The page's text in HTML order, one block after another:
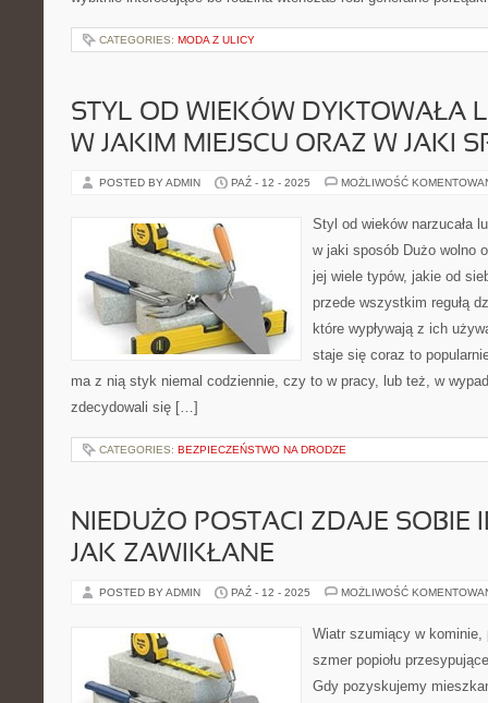
CATEGORIES: MODA Z ULICY
STYL OD WIEKÓW DYKTOWAŁA
W JAKIM MIEJSCU ORAZ W JAKI
POSTED BY ADMIN PAŹ - 12 - 2025 MOŻLIWOŚĆ
Styl od wieków narzucała
w jaki sposób Dużo wolno
jej wiele typów, jakie od
przede wszystkim regułą
które wypływają z ich
staje się coraz to
ma z nią styk niemal codziennie, czy to w pracy, lub też, w
zdecydowali się […]
CATEGORIES: BEZPIECZEŃSTWO NA DRODZE
NIEDUŻO POSTACI ZDAJE SOBIE
JAK ZAWIKŁANE
POSTED BY ADMIN PAŹ - 12 - 2025 MOŻLIWOŚĆ
Wiatr szumiący w kominie,
szmer popiołu
Gdy pozyskujemy